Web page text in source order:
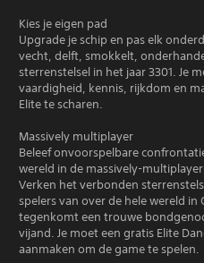
Kies je eigen pad
Upgrade je schip en pas elk
vecht, delft, smokkelt,
sterrenstelsel in het jaar 3301. Je
vaardigheid, kennis, rijkdom en
Elite te scharen.
Massively multiplayer
Beleef onvoorspelbare
wereld in de massively-
Verken het verbonden
spelers van over de hele wereld
tegenkomt een trouwe
vijand. Je moet een gratis Elite
aanmaken om de game te spelen.